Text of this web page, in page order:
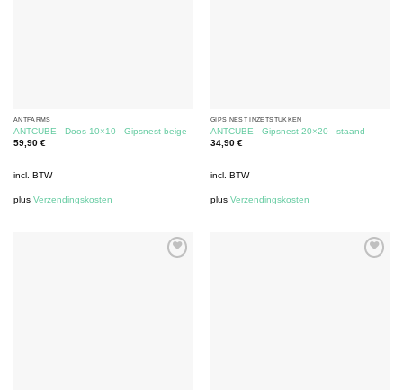
ANTFARMS
ANTCUBE - Doos 10×10 - Gipsnest beige
59,90 €
incl. BTW
plus Verzendingskosten
GIPS NEST INZETSTUKKEN
ANTCUBE - Gipsnest 20×20 - staand
34,90 €
incl. BTW
plus Verzendingskosten